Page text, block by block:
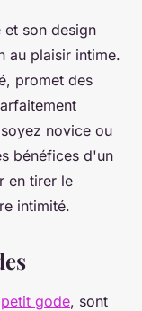
et son design
au plaisir intime.
promet des
novice ou
bénéfices d'un
en tirer le
intimité.
petit gode, sont